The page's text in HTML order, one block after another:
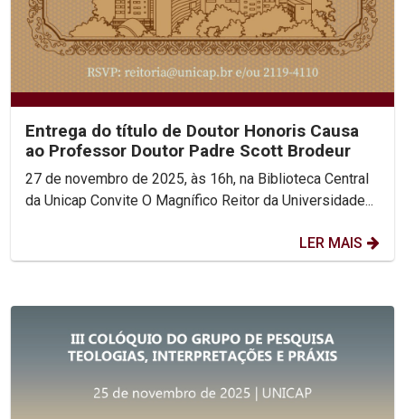
Entrega do título de Doutor Honoris Causa
ao Professor Doutor Padre Scott Brodeur
27 de novembro de 2025, às 16h, na Biblioteca Central
da Unicap Convite O Magnífico Reitor da Universidade...
LER MAIS